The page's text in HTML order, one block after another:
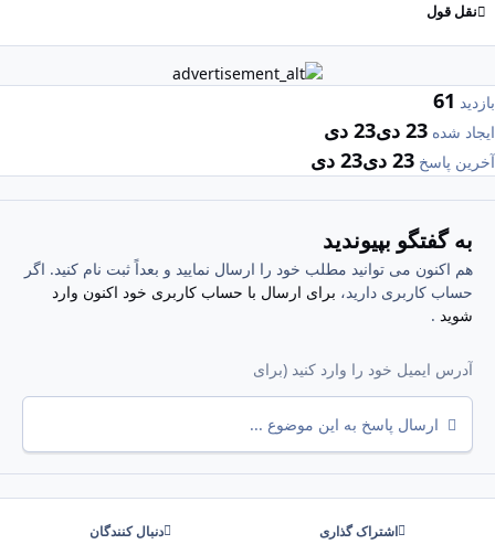
نقل قول
بازدید 61
ایجاد شده 23 دی 23 دی
آخرین پاسخ 23 دی 23 دی
به گفتگو بپیوندید
هم اکنون می توانید مطلب خود را ارسال نمایید و بعداً ثبت نام کنید. اگر
حساب کاربری دارید، برای ارسال با حساب کاربری خود اکنون وارد
شوید .
ارسال پاسخ به این موضوع ...
اشتراک گذاری دنبال کنندگان